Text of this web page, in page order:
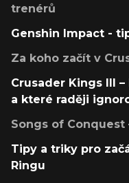
trenérů
Genshin Impact -
Za koho začít v
Crusader Kings III
a které raději
Songs of
Tipy a triky pro
Ringu